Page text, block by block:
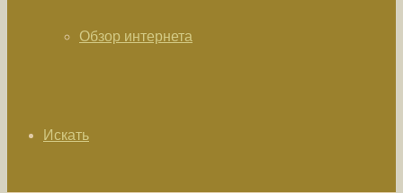
Обзор интернета
Искать